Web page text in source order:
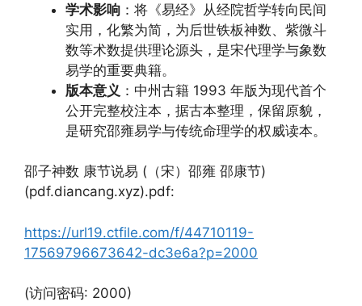
学术影响 ：将《易经》从经院哲学转向民间
实用，化繁为简，为后世铁板神数、紫微斗
数等术数提供理论源头，是宋代理学与象数
易学的重要典籍。
版本意义 ：中州古籍 1993 年版为现代首个
公开完整校注本，据古本整理，保留原貌，
是研究邵雍易学与传统命理学的权威读本。
邵子神数 康节说易 (（宋）邵雍 邵康节)
(pdf.diancang.xyz).pdf:
https://url19.ctfile.com/f/44710119-
17569796673642-dc3e6a?p=2000
(访问密码: 2000)